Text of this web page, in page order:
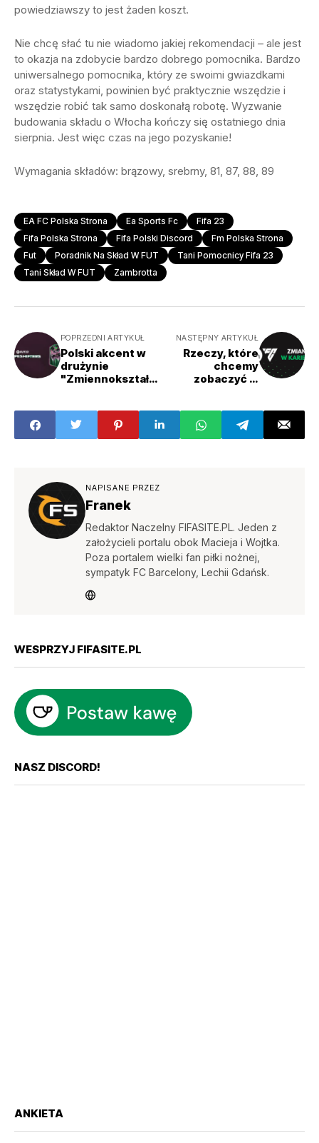
powiedziawszy to jest żaden koszt.
Nie chcę słać tu nie wiadomo jakiej rekomendacji – ale jest
to okazja na zdobycie bardzo dobrego pomocnika. Bardzo
uniwersalnego pomocnika, który ze swoimi gwiazdkami
oraz statystykami, powinien być praktycznie wszędzie i
wszędzie robić tak samo doskonałą robotę. Wyzwanie
budowania składu o Włocha kończy się ostatniego dnia
sierpnia. Jest więc czas na jego pozyskanie!
Wymagania składów: brązowy, srebrny, 81, 87, 88, 89
EA FC Polska Strona Ea Sports Fc
Fifa 23
Fifa Polska Strona
Fifa Polski Discord
Fm Polska Strona
Fut
Poradnik Na Skład W FUT
Tani Pomocnicy Fifa 23
Tani Skład W FUT
Zambrotta
POPRZEDNI ARTYKUŁ
Polski akcent w
drużynie
"Zmiennokształt
NASTĘPNY ARTYKUŁ
Rzeczy, które
chcemy
zobaczyć w
NAPISANE PRZEZ
Franek
Redaktor Naczelny FIFASITE.PL. Jeden z
założycieli portalu obok Macieja i Wojtka.
Poza portalem wielki fan piłki nożnej,
sympatyk FC Barcelony, Lechii Gdańsk.
WESPRZYJ FIFASITE.PL
NASZ DISCORD!
ANKIETA